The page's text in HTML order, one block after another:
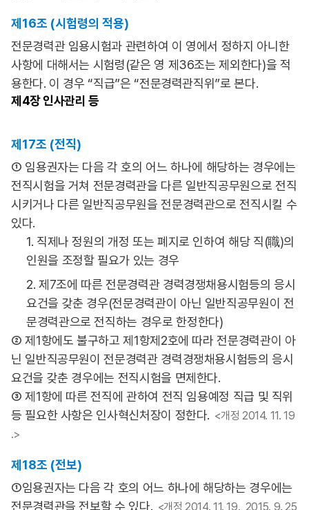
제16조 (시험령의 적용)
전문경력관 임용시험과 관련하여 이 영에서 정하지 아니한
사항에 대해서는 시험령(같은 영 제36조는 제외한다)을 적
용한다. 이 경우 “직급”은 “전문경력관직위”로 본다.
제4장인사관리 등
제17조 (전직)
① 임용권자는 다음 각 호의 어느 하나에 해당하는 경우에는
전직시험을 거쳐 전문경력관을 다른 일반직공무원으로 전직
시키거나 다른 일반직공무원을 전문경력관으로 전직시킬 수
있다.
1. 직제나 정원의 개정 또는 폐지로 인하여 해당 직(職)의
인원을 조정할 필요가 있는 경우
2. 제7조에 따른 전문경력관 경력경쟁채용시험등의 응시
요건을 갖춘 경우(전문경력관이 아닌 일반직공무원이 전
문경력관으로 전직하는 경우로 한정한다)
② 제1항에도 불구하고 제1항제2호에 따라 전문경력관이 아
닌 일반직공무원이 전문경력관 경력경쟁채용시험등의 응시
요건을 갖춘 경우에는 전직시험을 면제한다.
③ 제1항에 따른 전직에 관하여 전직 임용예정 직급 및 직위
등 필요한 사항은 인사혁신처장이 정한다. <개정 2014. 11. 19
.>
제18조 (전보)
①임용권자는 다음 각 호의 어느 하나에 해당하는 경우에는
전문경력관을 전보할 수 있다. <개정 2014. 11. 19., 2015. 9. 25